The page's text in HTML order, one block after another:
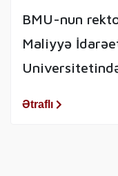
BMU-nun
Maliyyə
Ətraflı